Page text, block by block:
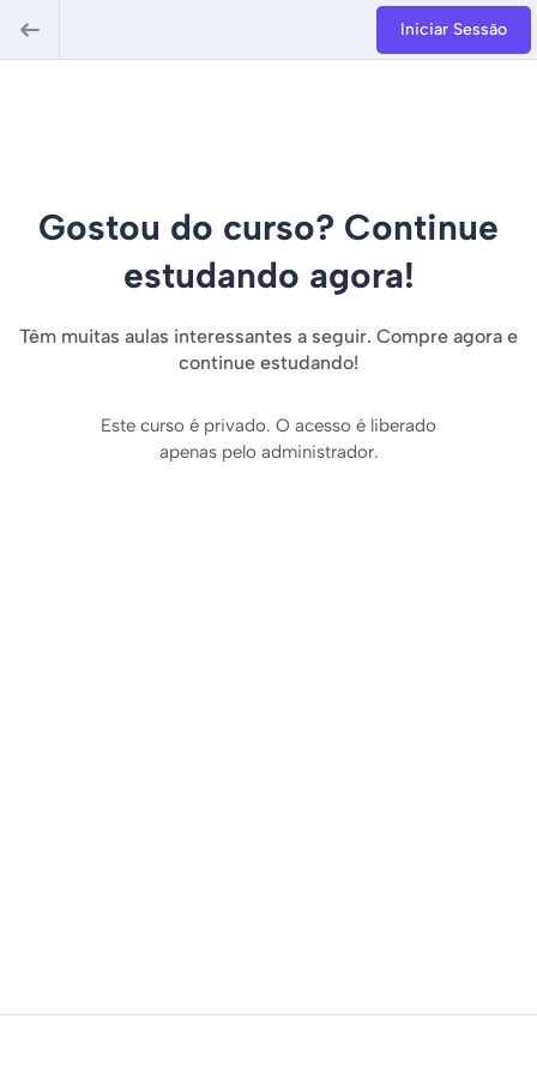
Iniciar Sessão
Gostou do curso? Continue
estudando agora!
Têm muitas aulas interessantes a seguir. Compre agora e
continue estudando!
Este curso é privado. O acesso é liberado
apenas pelo administrador.